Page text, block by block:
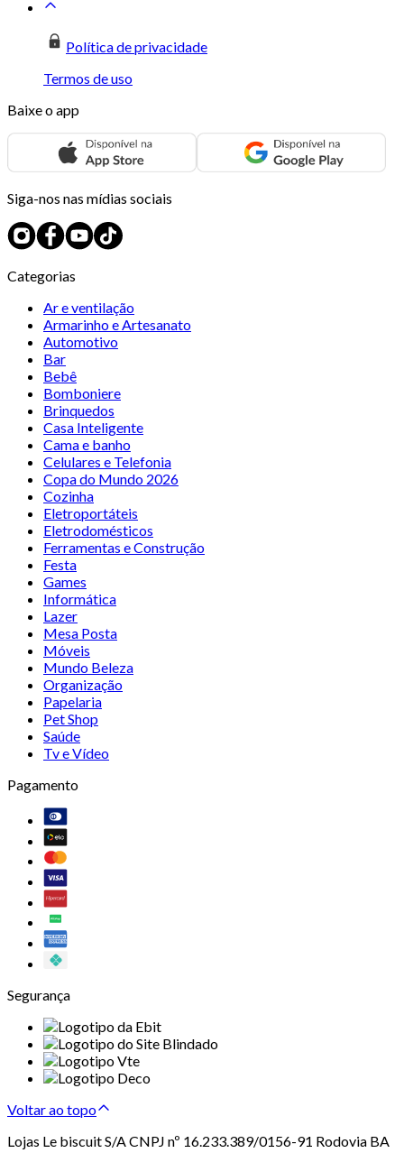
Política de privacidade
Termos de uso
Baixe o app
Siga-nos nas mídias sociais
Categorias
Ar e ventilação
Armarinho e Artesanato
Automotivo
Bar
Bebê
Bomboniere
Brinquedos
Casa Inteligente
Cama e banho
Celulares e Telefonia
Copa do Mundo 2026
Cozinha
Eletroportáteis
Eletrodomésticos
Ferramentas e Construção
Festa
Games
Informática
Lazer
Mesa Posta
Móveis
Mundo Beleza
Organização
Papelaria
Pet Shop
Saúde
Tv e Vídeo
Pagamento
Segurança
Voltar ao topo
Lojas Le biscuit S/A CNPJ nº 16.233.389/0156-91 Rodovia BA